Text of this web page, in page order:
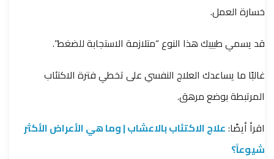
خسارة العمل.
قد يسمي طبيبك هذا النوع “متلازمة الاستجابة للضغط”.
غالبًا ما يساعدك العلاج النفسي على تخطي فترة الاكتئاب
المرتبطة بوضع مرهق.
اقرأ أيضًا:علاج الاكتئاب بالاعشاب | وما هي الأعراض الأكثر
شيوعاً؟